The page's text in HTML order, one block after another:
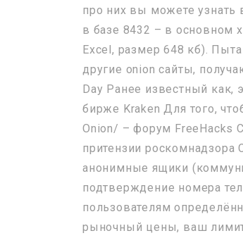
про них вы можете узнать
в базе 8432 – в основном
Excel, размер 648 кб).
другие onion сайты,
Day Ранее известный как,
бирже Kraken Для того,
Onion/ – форум FreeHacks
притензии
анонимные ящики
подтверждение номера
пользователям
рыночный цены, ваш